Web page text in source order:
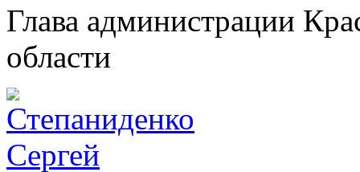
Глава администрации
области